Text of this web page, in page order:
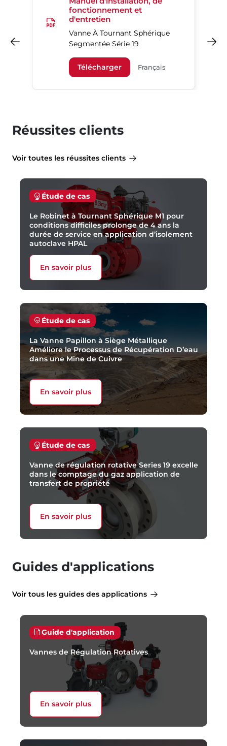
fonctionnement et
d'entretien
Vanne À Tournant Sphérique
Segmentée Série 19
Télécharger Français
Précédent Suivant
Réussites clients
Voir toutes les réussites clients
Étude de cas
Le Robinet à Tournant Sphérique M1 pour
conditions difficiles prolonge de 4 ans la
durée de service en application d’isolement
autoclave HPAL
En savoir plus
Étude de cas
La Vanne Papillon à Siège Métallique
Améliore le Processus de Récupération D’eau
dans une Mine de Cuivre
En savoir plus
Étude de cas
Vanne de régulation rotative Series 19 excelle
dans le comptage du gaz application de
transfert de propriété
En savoir plus
Guides d'applications
Voir tous les guides des applications
Guide d'application
Vannes de Régulation Rotatives
En savoir plus